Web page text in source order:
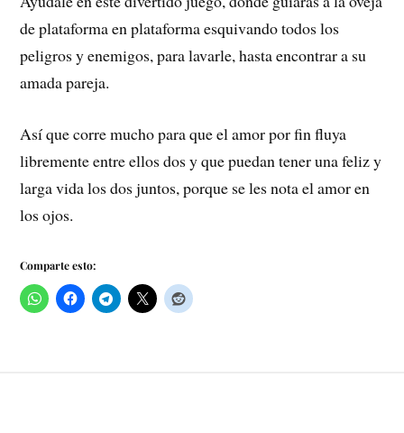
de plataforma en plataforma esquivando todos los
peligros y enemigos, para lavarle, hasta encontrar a su
amada pareja.
Así que corre mucho para que el amor por fin fluya
libremente entre ellos dos y que puedan tener una feliz y
larga vida los dos juntos, porque se les nota el amor en
los ojos.
Comparte esto: